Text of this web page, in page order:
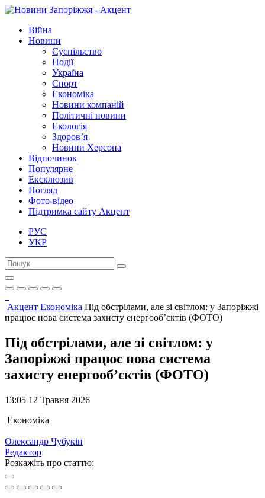
Війна
Новини
Суспільство
Події
Україна
Спорт
Економіка
Новини компаній
Політичні новини
Екологія
Здоров’я
Новини Херсона
Відпочинок
Популярне
Ексклюзив
Погляд
Фото-відео
Підтримка сайту Акцент
РУС
УКР
Акцент Економіка Під обстрілами, але зі світлом: у Запоріжжі
працює нова система захисту енергооб’єктів (ФОТО)
Під обстрілами, але зі світлом: у
Запоріжжі працює нова система
захисту енергооб’єктів (ФОТО)
13:05 12 Травня 2026
Економіка
Олександр Чубукін
Редактор
Розкажіть про статтю: